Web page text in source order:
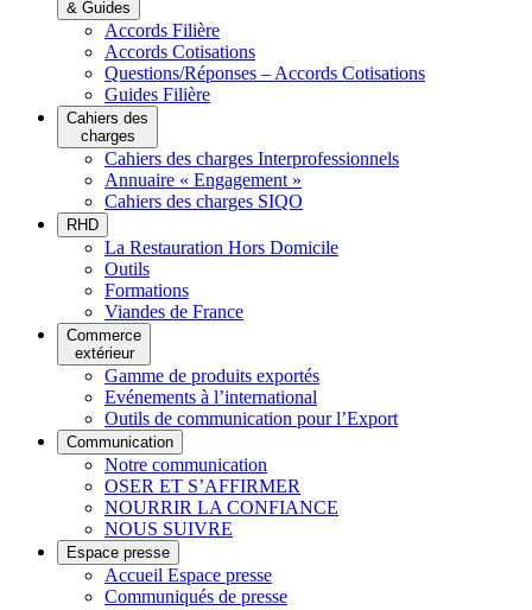
& Guides
Accords Filière
Accords Cotisations
Questions/Réponses – Accords Cotisations
Guides Filière
Cahiers des
charges
Cahiers des charges Interprofessionnels
Annuaire « Engagement »
Cahiers des charges SIQO
RHD
La Restauration Hors Domicile
Outils
Formations
Viandes de France
Commerce
extérieur
Gamme de produits exportés
Evénements à l’international
Outils de communication pour l’Export
Communication
Notre communication
OSER ET S’AFFIRMER
NOURRIR LA CONFIANCE
NOUS SUIVRE
Espace presse
Accueil Espace presse
Communiqués de presse